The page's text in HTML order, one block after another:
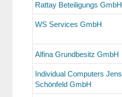
Rattay Beteiligungs GmbH
WS Services GmbH
Alfina Grundbesitz GmbH
Individual Computers Jens
Schönfeld GmbH